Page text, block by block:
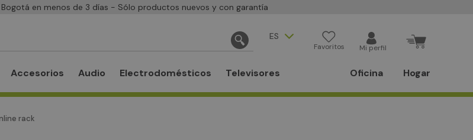
en menos de 3 días - Sólo productos nuevos y con garantía
ES
Favoritos Mi perfil
Accesorios Audio Electrodomésticos Televisores Oficina Hogar
rack